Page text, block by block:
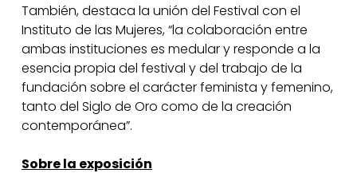
También, destaca la unión del Festival con el
Instituto de las Mujeres, “la colaboración entre
ambas instituciones es medular y responde a la
esencia propia del festival y del trabajo de la
fundación sobre el carácter feminista y femenino,
tanto del Siglo de Oro como de la creación
contemporánea”.
Sobre la exposición